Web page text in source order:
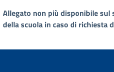
Allegato non più disponibile
della scuola in caso di richiesta